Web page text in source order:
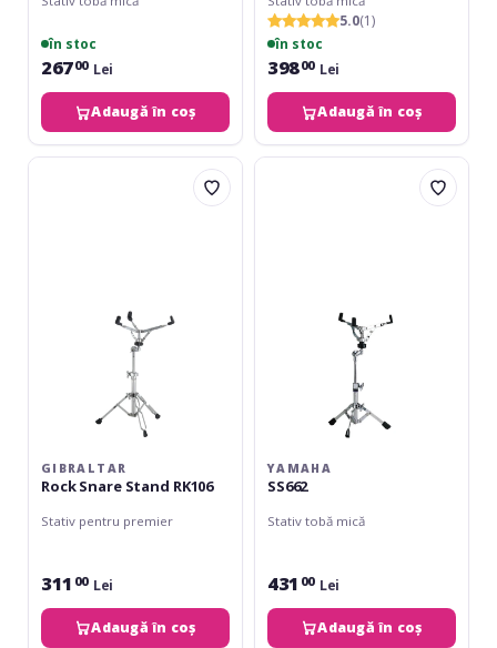
în stoc
26700 Lei
Adaugă în coș
5.0(1)
în stoc
39800 Lei
Adaugă în coș
Gibraltar
GIBRALTAR
Rock Snare Stand RK106
Stativ pentru premier
311 00 Lei
Adaugă în coș
Yamaha
YAMAHA
SS662
Stativ tobă mică
431 00 Lei
Adaugă în coș